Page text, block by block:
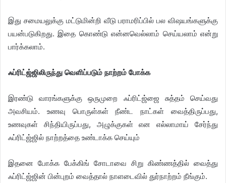
இது சமையலுக்கு மட்டுமின்றி வீடு பராமரிப்பில் பல விஷயங்களுக்கு
பயன்படுகிறது. இதை கொண்டு என்னவெல்லாம் செய்யலாம் என்று
பார்க்கலாம்.
ஃப்ரிட்ஜ்ஜிலிருந்து வெளிப்படும் நாற்றம் போக்க
இரண்டு வாரங்களுக்கு ஒருமுறை ஃப்ரிட்ஜ்ஜை சுத்தம் செய்வது
அவசியம். உணவு பொருள்கள் நீண்ட நாட்கள் வைத்திருப்பது,
உணவுகள் சிந்தியிருப்பது, அழுக்குகள் என எல்லாமாய் சேர்ந்து
ஃப்ரிட்ஜ்ஜில் நாற்றத்தை உண்டாக்க செய்யும்
இதனை போக்க பேக்கிங் சோடாவை சிறு கிண்ணத்தில் வைத்து
ஃப்ரிட்ஜ்ஜின் பின்புறம் வைத்தால் நாளடைவில் துர்நாற்றம் நீங்கும்.